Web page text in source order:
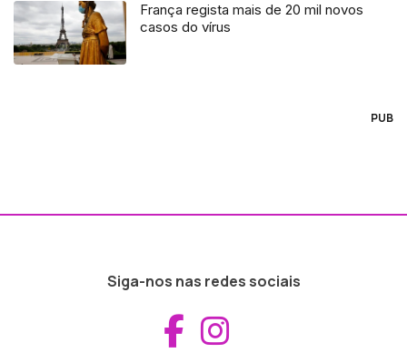
França regista mais de 20 mil novos
casos do vírus
PUB
Siga-nos nas redes sociais
Aceder ao